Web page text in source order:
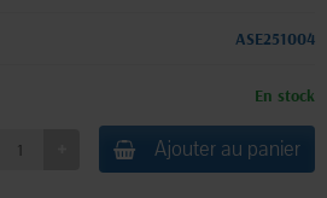
ASE251004
En stock
Ajouter au panier